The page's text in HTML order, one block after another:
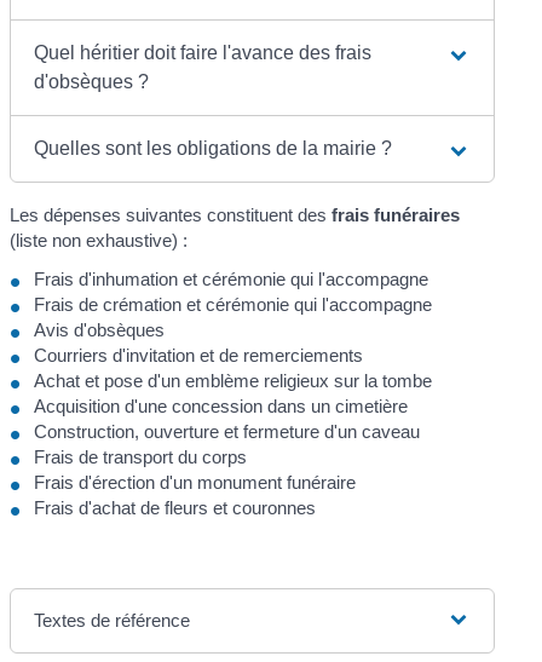
Quel héritier doit faire l'avance des frais
d'obsèques ?
Quelles sont les obligations de la mairie ?
Les dépenses suivantes constituent desfrais funéraires
(liste non exhaustive) :
Frais d'inhumation et cérémonie qui l'accompagne
Frais de crémation et cérémonie qui l'accompagne
Avis d'obsèques
Courriers d'invitation et de remerciements
Achat et pose d'un emblème religieux sur la tombe
Acquisition d'une concession dans un cimetière
Construction, ouverture et fermeture d'un caveau
Frais de transport du corps
Frais d'érection d'un monument funéraire
Frais d'achat de fleurs et couronnes
Textes de référence